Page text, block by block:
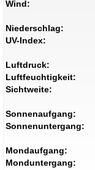
Wind:
Niederschlag:
UV-Index:
Luftdruck:
Luftfeuchtigkeit:
Sichtweite:
Sonnenaufgang:
Sonnenuntergang:
Mondaufgang:
Monduntergang: